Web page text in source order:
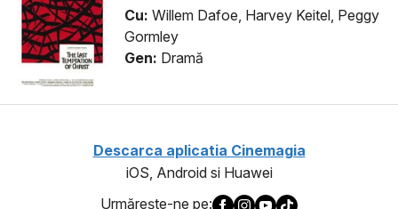
Cu: Willem Dafoe, Harvey Keitel, Peggy
Gormley
Gen: Dramă
Descarca aplicatia Cinemagia
iOS, Android si Huawei
Urmăreşte-ne pe: